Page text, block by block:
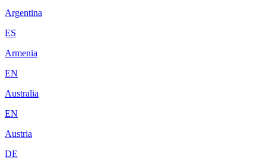
Argentina
ES
Armenia
EN
Australia
EN
Austria
DE